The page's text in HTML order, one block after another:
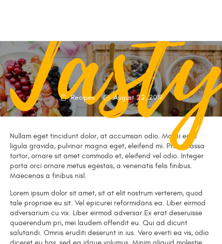
Recipes August 22, 2019
Nullam eget tincidunt dolor, at accumsan odio. Morbi eget
ligula gravida, pulvinar magna eget, eleifend mi. Proin massa
tortor, ornare sit amet commodo et, eleifend vel odio. Integer
porta orci ornare metus egestas, a venenatis felis finibus.
Maecenas a finibus nisl.
Lorem ipsum dolor sit amet, sit at elit nostrum verterem, quod
tale propriae eu sit. Vel epicurei reformidans ea. Liber eirmod
adversarium cu vix. Liber eirmod adversar.Ex erat deseruisse
quaerendum pri, mei laudem offendit eu. Qui ad dicunt
salutandi. Omnis eruditi deserunt in ius. Vero everti ea vis, odio